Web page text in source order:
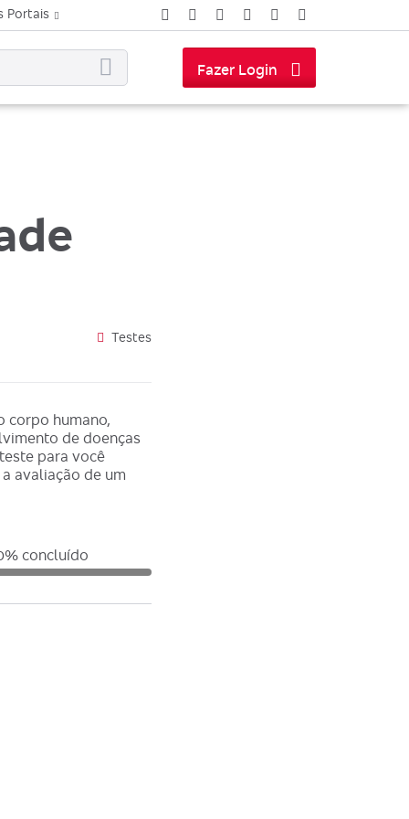
Portais
Fazer Login
Testes
corpo humano,
de doenças
para você
avaliação de um
% concluído